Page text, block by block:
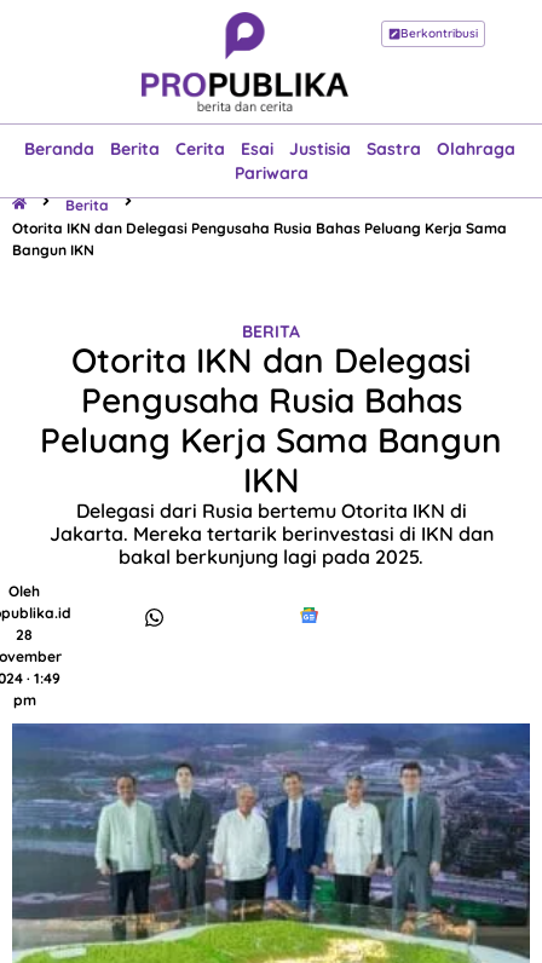
Berkontribusi
Beranda Berita Cerita Esai Justisia Sastra
Olahraga
Pariwara
Beranda
Esai
Justisia
Sastra
Olahraga
Pariwara
Berita
Otorita IKN dan Delegasi Pengusaha Rusia Bahas Peluang Kerja Sama
Bangun IKN
BERITA
Otorita IKN dan Delegasi
Pengusaha Rusia Bahas
Peluang Kerja Sama Bangun
IKN
Delegasi dari Rusia bertemu Otorita IKN di
Jakarta. Mereka tertarik berinvestasi di IKN dan
bakal berkunjung lagi pada 2025.
Oleh
28
· 1:49
pm